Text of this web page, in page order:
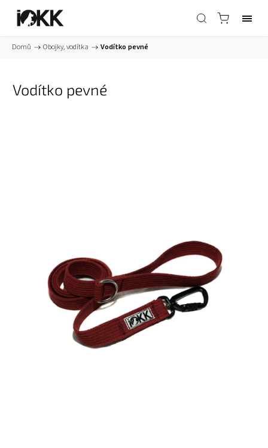
Domů / Obojky, vodítka / Vodítko pevné
Vodítko pevné